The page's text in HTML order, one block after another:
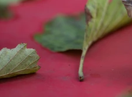
Gedichte, Sprüche und Zitate